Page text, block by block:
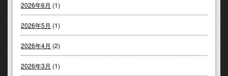
2026年6月 (1)
2026年5月 (1)
2026年4月 (2)
2026年3月 (1)